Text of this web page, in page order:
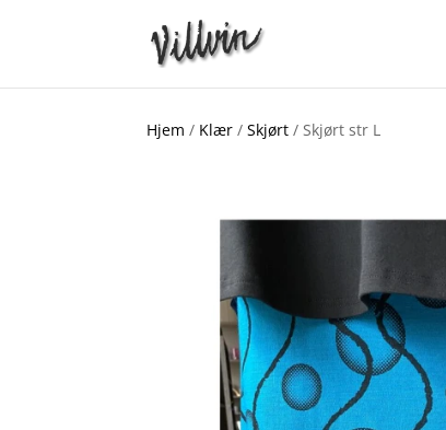
Hjem / Klær /Skjørt / Skjørt str L